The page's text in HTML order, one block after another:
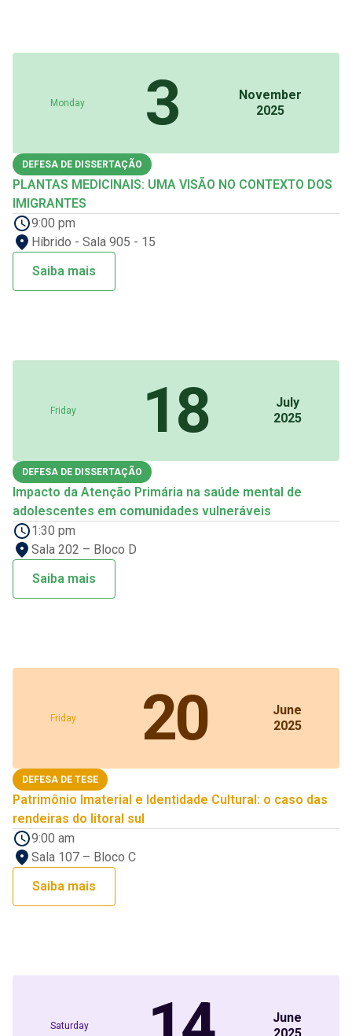
Monday 3
November
2025
DEFESA DE DISSERTAÇÃO
PLANTAS MEDICINAIS: UMA VISÃO NO CONTEXTO DOS
IMIGRANTES
9:00 pm
Híbrido - Sala 905 - 15
Saiba mais
Friday 18
July
2025
DEFESA DE DISSERTAÇÃO
Impacto da Atenção Primária na saúde mental de
adolescentes em comunidades vulneráveis
1:30 pm
Sala 202 – Bloco D
Saiba mais
Friday 20
June
2025
DEFESA DE TESE
Patrimônio Imaterial e Identidade Cultural: o caso das
rendeiras do litoral sul
9:00 am
Sala 107 – Bloco C
Saiba mais
Saturday
June